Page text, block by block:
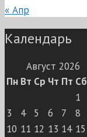
« Апр
Календарь
Август 2026
Пн Вт Ср Чт Пт Сб
1
3
4 5 6 7 8
10 11 12 13 14 15